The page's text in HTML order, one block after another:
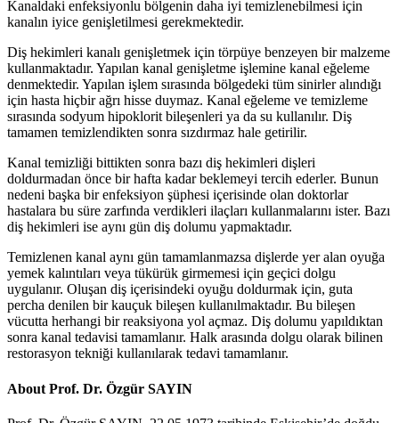
Kanaldaki enfeksiyonlu bölgenin daha iyi temizlenebilmesi için
kanalın iyice genişletilmesi gerekmektedir.
Diş hekimleri kanalı genişletmek için törpüye benzeyen bir malzeme
kullanmaktadır. Yapılan kanal genişletme işlemine kanal eğeleme
denmektedir. Yapılan işlem sırasında bölgedeki tüm sinirler alındığı
için hasta hiçbir ağrı hisse duymaz. Kanal eğeleme ve temizleme
sırasında sodyum hipoklorit bileşenleri ya da su kullanılır. Diş
tamamen temizlendikten sonra sızdırmaz hale getirilir.
Kanal temizliği bittikten sonra bazı diş hekimleri dişleri
doldurmadan önce bir hafta kadar beklemeyi tercih ederler. Bunun
nedeni başka bir enfeksiyon şüphesi içerisinde olan doktorlar
hastalara bu süre zarfında verdikleri ilaçları kullanmalarını ister. Bazı
diş hekimleri ise aynı gün diş dolumu yapmaktadır.
Temizlenen kanal aynı gün tamamlanmazsa dişlerde yer alan oyuğa
yemek kalıntıları veya tükürük girmemesi için geçici dolgu
uygulanır. Oluşan diş içerisindeki oyuğu doldurmak için, guta
percha denilen bir kauçuk bileşen kullanılmaktadır. Bu bileşen
vücutta herhangi bir reaksiyona yol açmaz. Diş dolumu yapıldıktan
sonra kanal tedavisi tamamlanır. Halk arasında dolgu olarak bilinen
restorasyon tekniği kullanılarak tedavi tamamlanır.
About Prof. Dr. Özgür SAYIN